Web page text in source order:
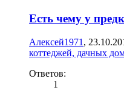
Есть чему у
Алексей1971 ,
коттеджей, дачных
Ответов:
1